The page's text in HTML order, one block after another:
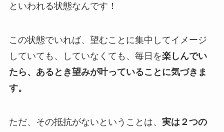
といわれる状態なんです！
この状態でいれば、望むことに集中してイメージ
していても、していなくても、毎日を楽しんでい
たら、あるとき望みが叶っていることに気づきま
す。
ただ、その抵抗がないということは、 実は２つの